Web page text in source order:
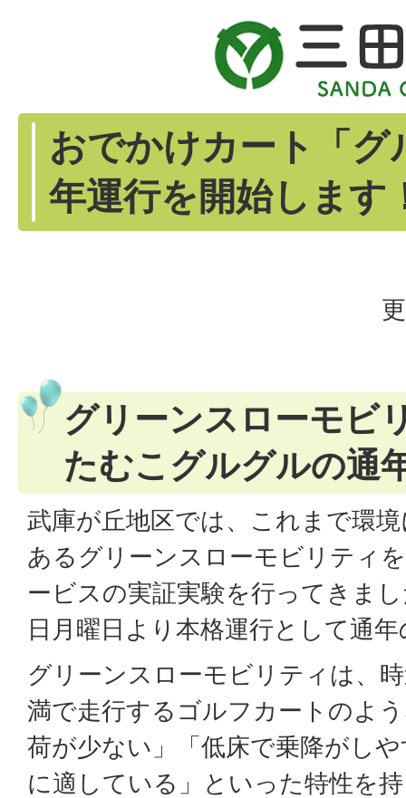
おでかけカート「グ
年運行を開始します
グリーンスローモビ
たむこグルグルの通
武庫が丘地区では、これまで環
あるグリーンスローモビリティ
ービスの実証実験を行ってきま
日月曜日より本格運行として通
グリーンスローモビリティは、
満で走行するゴルフカートのよ
荷が少ない」「低床で乗降がし
に適している」といった特性を